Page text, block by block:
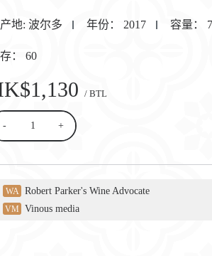
地: 波尔多 年份： 2017 容量：
： 60
/ BTL
- +
WA Robert Parker's Wine Advocate
VM Vinous media